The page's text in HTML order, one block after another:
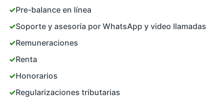
✓Pre-balance en línea
✓Soporte y asesoría por WhatsApp y video llamadas
✓Remuneraciones
✓Renta
✓Honorarios
✓Regularizaciones tributarias